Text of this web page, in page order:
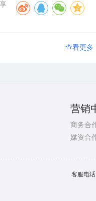
查看更多
营销
商务合
媒资合
客服电